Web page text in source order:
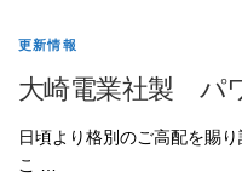
更新情報
大崎電業社製 パ
日頃より格別のご高配を賜
こ …